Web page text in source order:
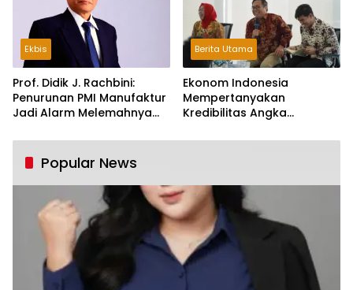
Ekbis
Prof. Didik J. Rachbini:
Penurunan PMI Manufaktur
Jadi Alarm Melemahnya
Berita Utama
Ekonom Indonesia
Mempertanyakan
Kredibilitas Angka
Tumbuh Tapi Rapuh
Popular News